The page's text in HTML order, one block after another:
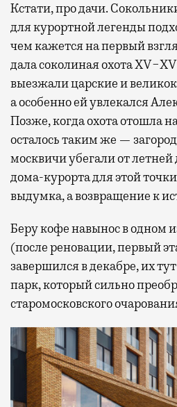
Кстати, про дачи.
для курортной легенды
чем кажется на первый
дала соколиная охота
выезжали царские и
а особенно ей увлекался
Позже, когда охота отошла
осталось таким же —
москвичи убегали от
дома-курорта для этой
выдумка, а возвращение к
Беру кофе навынос в одном
(после реновации, первый
завершился в декабре, их
парк, который сильно
старомосковского